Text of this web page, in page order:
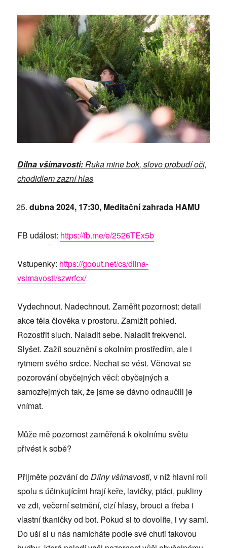
Dílna všímavosti:Ruka mine bok, slovo probudí oči,
chodidlem zazní hlas
dubna 2024, 17:30, Meditační zahrada HAMU
FB událost: https://fb.me/e/2526TEx5b
Vstupenky: https://goout.net/cs/dilna-
vsimavosti/szwrfcx/
Vydechnout. Nadechnout. Zaměřit pozornost: detail
akce těla člověka v prostoru. Zamlžit pohled.
Rozostřit sluch. Naladit sebe. Naladit frekvenci.
Slyšet. Zažít souznění s okolním prostředím, ale i
rytmem svého srdce. Nechat se vést. Věnovat se
pozorování obyčejných věcí: obyčejných a
samozřejmých tak, že jsme se dávno odnaučili je
vnímat.
Může mě pozornost zaměřená k okolnímu světu
přivést k sobě?
Přijměte pozvání doDílny všímavosti, v níž hlavní roli
spolu s účinkujícími hrají keře, lavičky, ptáci, pukliny
ve zdi, večerní setmění, cizí hlasy, brouci a třeba i
vlastní tkaničky od bot. Pokud si to dovolíte, i vy sami.
Do uší si u nás namícháte podle své chuti takovou